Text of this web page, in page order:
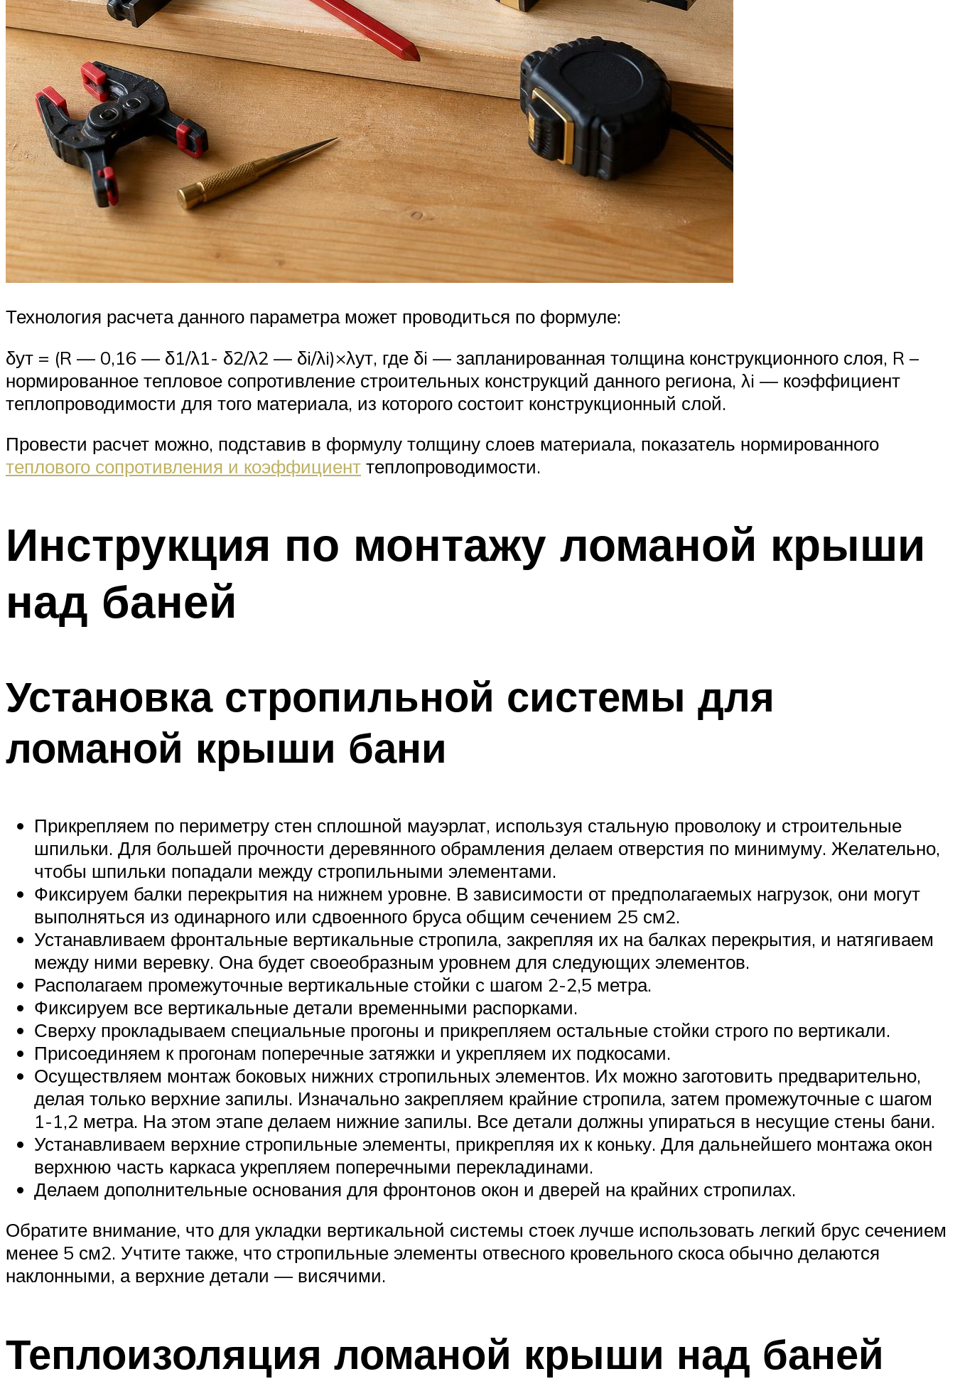
Технология расчета данного параметра может проводиться по формуле:
δут = (R — 0,16 — δ1/λ1- δ2/λ2 — δi/λi)×λут, где δi — запланированная толщина конструкционного слоя, R –
нормированное тепловое сопротивление строительных конструкций данного региона, λi — коэффициент
теплопроводимости для того материала, из которого состоит конструкционный слой.
Провести расчет можно, подставив в формулу толщину слоев материала, показатель нормированного
теплового сопротивления и коэффициент теплопроводимости.
Инструкция по монтажу ломаной крыши
над баней
Установка стропильной системы для
ломаной крыши бани
Прикрепляем по периметру стен сплошной мауэрлат, используя стальную проволоку и строительные
шпильки. Для большей прочности деревянного обрамления делаем отверстия по минимуму. Желательно,
чтобы шпильки попадали между стропильными элементами.
Фиксируем балки перекрытия на нижнем уровне. В зависимости от предполагаемых нагрузок, они могут
выполняться из одинарного или сдвоенного бруса общим сечением 25 см2.
Устанавливаем фронтальные вертикальные стропила, закрепляя их на балках перекрытия, и натягиваем
между ними веревку. Она будет своеобразным уровнем для следующих элементов.
Располагаем промежуточные вертикальные стойки с шагом 2-2,5 метра.
Фиксируем все вертикальные детали временными распорками.
Сверху прокладываем специальные прогоны и прикрепляем остальные стойки строго по вертикали.
Присоединяем к прогонам поперечные затяжки и укрепляем их подкосами.
Осуществляем монтаж боковых нижних стропильных элементов. Их можно заготовить предварительно,
делая только верхние запилы. Изначально закрепляем крайние стропила, затем промежуточные с шагом
1-1,2 метра. На этом этапе делаем нижние запилы. Все детали должны упираться в несущие стены бани.
Устанавливаем верхние стропильные элементы, прикрепляя их к коньку. Для дальнейшего монтажа окон
верхнюю часть каркаса укрепляем поперечными перекладинами.
Делаем дополнительные основания для фронтонов окон и дверей на крайних стропилах.
Обратите внимание, что для укладки вертикальной системы стоек лучше использовать легкий брус сечением
менее 5 см2. Учтите также, что стропильные элементы отвесного кровельного скоса обычно делаются
наклонными, а верхние детали — висячими.
Теплоизоляция ломаной крыши над баней